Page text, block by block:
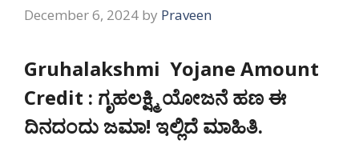
December 6, 2024 by Praveen
Gruhalakshmi Yojane Amount
Credit : ಗೃಹಲಕ್ಷ್ಮಿ ಯೋಜನೆ ಹಣ ಈ
ದಿನದಂದು ಜಮಾ! ಇಲ್ಲಿದೆ ಮಾಹಿತಿ.